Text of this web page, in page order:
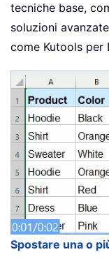
tecniche base,
soluzioni
come Kutools per
Spostare una o